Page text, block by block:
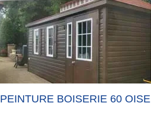
PEINTURE BOISERIE 60 OISE